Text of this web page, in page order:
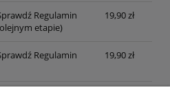
Regulamin
etapie)
19,90 zł
Regulamin
19,90 zł